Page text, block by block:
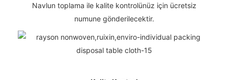
Navlun toplama ile kalite kontrolünüz için ücretsiz
numune gönderilecektir.